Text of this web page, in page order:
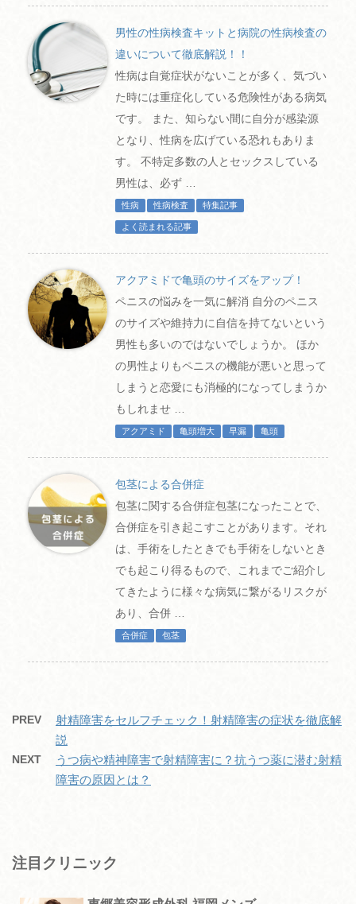
男性の性病検査キットと病院の性病検査の
違いについて徹底解説！！
性病は自覚症状がないことが多く、気づい
た時には重症化している危険性がある病気
です。 また、知らない間に自分が感染源
となり、性病を広げている恐れもありま
す。 不特定多数の人とセックスしている
男性は、必ず …
性病 性病検査 特集記事
よく読まれる記事
アクアミドで亀頭のサイズをアップ！
ペニスの悩みを一気に解消 自分のペニス
のサイズや維持力に自信を持てないという
男性も多いのではないでしょうか。 ほか
の男性よりもペニスの機能が悪いと思って
しまうと恋愛にも消極的になってしまうか
もしれませ …
アクアミド 亀頭増大 早漏 亀頭
包茎による合併症
包茎に関する合併症包茎になったことで、
合併症を引き起こすことがあります。それ
は、手術をしたときでも手術をしないとき
でも起こり得るもので、これまでご紹介し
てきたように様々な病気に繋がるリスクが
あり、合併 …
合併症 包茎
PREV
射精障害をセルフチェック！射精障害の症状を徹底解
説
NEXT
うつ病や精神障害で射精障害に？抗うつ薬に潜む射精
障害の原因とは？
注目クリニック